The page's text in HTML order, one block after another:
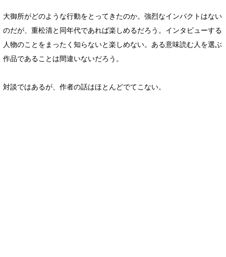
大御所がどのような行動をとってきたのか。強烈なインパクトはない
のだが、重松清と同年代であれば楽しめるだろう。インタビューする
人物のことをまったく知らないと楽しめない。ある意味読む人を選ぶ
作品であることは間違いないだろう。
対談ではあるが、作者の話はほとんどでてこない。